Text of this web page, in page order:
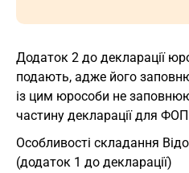
Додаток 2 до декларації
подають, адже його
із цим юрособи не
частину декларації для
Особливості складання
(додаток 1 до декларації)